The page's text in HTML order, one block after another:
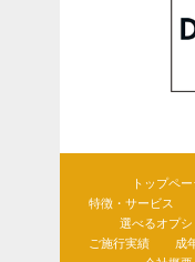
トップペー
特徴・サービス
選べるオプシ
ご施行実績
成